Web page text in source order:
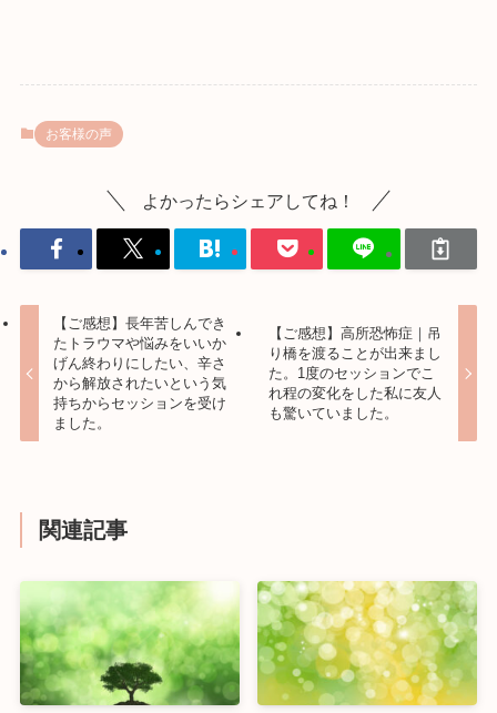
お客様の声
よかったらシェアしてね！
【ご感想】長年苦しんでき
たトラウマや悩みをいいか
げん終わりにしたい、辛さ
から解放されたいという気
持ちからセッションを受け
ました。
【ご感想】高所恐怖症｜吊
り橋を渡ることが出来まし
た。1度のセッションでこ
れ程の変化をした私に友人
も驚いていました。
関連記事